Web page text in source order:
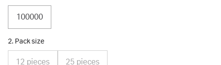
100000
2. Pack size
12 pieces 25 pieces